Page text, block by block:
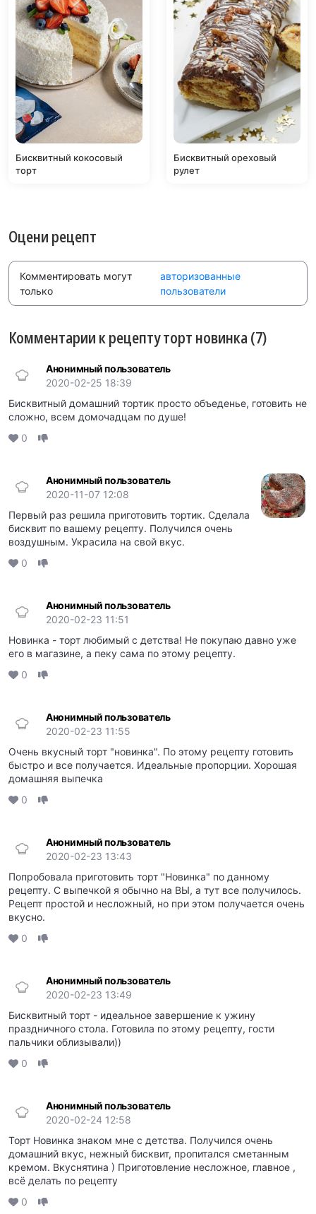
Бисквитный кокосовый
торт
Бисквитный ореховый
рулет
Оцени рецепт
Комментировать могут
только
авторизованные
пользователи
Комментарии к рецепту торт новинка (7)
Анонимный пользователь
2020-02-25 18:39
Бисквитный домашний тортик просто объеденье, готовить не
сложно, всем домочадцам по душе!
0
Анонимный пользователь
2020-11-07 12:08
Первый раз решила приготовить тортик. Сделала
бисквит по вашему рецепту. Получился очень
воздушным. Украсила на свой вкус.
0
Анонимный пользователь
2020-02-23 11:51
Новинка - торт любимый с детства! Не покупаю давно уже
его в магазине, а пеку сама по этому рецепту.
0
Анонимный пользователь
2020-02-23 11:55
Очень вкусный торт "новинка". По этому рецепту готовить
быстро и все получается. Идеальные пропорции. Хорошая
домашняя выпечка
0
Анонимный пользователь
2020-02-23 13:43
Попробовала приготовить торт "Новинка" по данному
рецепту. С выпечкой я обычно на ВЫ, а тут все получилось.
Рецепт простой и несложный, но при этом получается очень
вкусно.
0
Анонимный пользователь
2020-02-23 13:49
Бисквитный торт - идеальное завершение к ужину
праздничного стола. Готовила по этому рецепту, гости
пальчики облизывали))
0
Анонимный пользователь
2020-02-24 12:58
Торт Новинка знаком мне с детства. Получился очень
домашний вкус, нежный бисквит, пропитался сметанным
кремом. Вкуснятина ) Приготовление несложное, главное ,
всё делать по рецепту
0